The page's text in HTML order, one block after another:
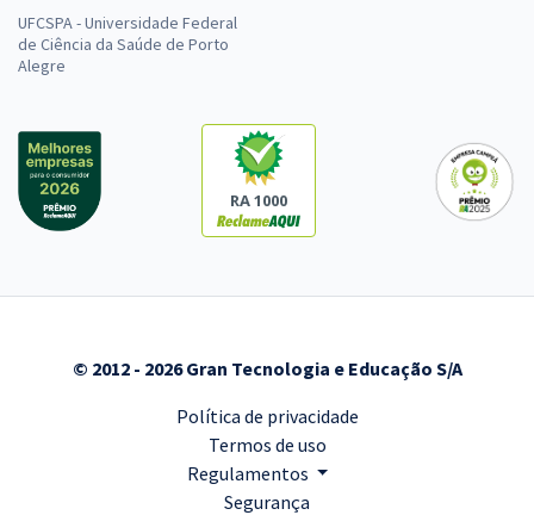
UFCSPA - Universidade Federal
de Ciência da Saúde de Porto
Alegre
RA 1000
© 2012 - 2026 Gran Tecnologia e Educação S/A
Política de privacidade
Termos de uso
Regulamentos
Segurança